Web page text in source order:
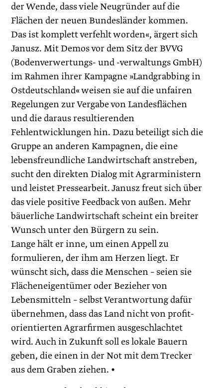
der Wende, dass viele Neugründer auf die
Flächen der neuen Bundesländer kommen.
Das ist komplett verfehlt worden«, ärgert sich
Janusz. Mit Demos vor dem Sitz der BVVG
(Bodenverwertungs- und -verwaltungs GmbH)
im Rahmen ihrer Kampagne »Landgrabbing in
Ostdeutschland« weisen sie auf die unfairen
Regelungen zur Vergabe von Landesflächen
und die daraus resultierenden
Fehlentwicklungen hin. Dazu beteiligt sich die
Gruppe an anderen Kampagnen, die eine
lebensfreundliche Landwirtschaft anstreben,
sucht den direkten Dialog mit Agrarministern
und leistet Pressearbeit. Janusz freut sich über
das viele positive Feedback von außen. Mehr
bäuerliche Landwirtschaft scheint ein breiter
Wunsch unter den Bürgern zu sein.
Lange hält er inne, um einen Appell zu
formulieren, der ihm am Herzen liegt. Er
wünscht sich, dass die Menschen – seien sie
Flächeneigentümer oder Bezieher von
Lebensmitteln – selbst Verantwortung dafür
übernehmen, dass das Land nicht von profit­
orien­tierten Agrarfirmen ausgeschlachtet
wird. Auch in Zukunft soll es lokale Bauern
geben, die einen in der Not mit dem Trecker
aus dem Graben ziehen. •